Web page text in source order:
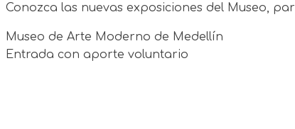
Conozca las nuevas exposiciones del Museo,
Museo de Arte Moderno de Medellín
Entrada con aporte voluntario